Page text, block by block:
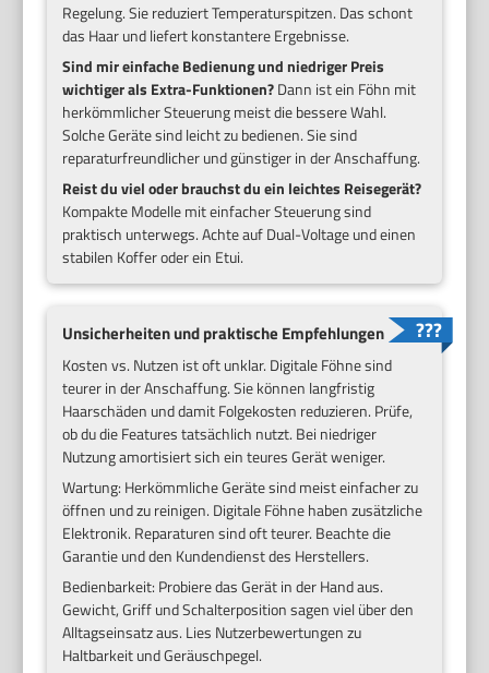
Regelung. Sie reduziert Temperaturspitzen. Das schont
das Haar und liefert konstantere Ergebnisse.
Sind mir einfache Bedienung und niedriger Preis
wichtiger als Extra-Funktionen?Dann ist ein Föhn mit
herkömmlicher Steuerung meist die bessere Wahl.
Solche Geräte sind leicht zu bedienen. Sie sind
reparaturfreundlicher und günstiger in der Anschaffung.
Reist du viel oder brauchst du ein leichtes Reisegerät?
Kompakte Modelle mit einfacher Steuerung sind
praktisch unterwegs. Achte auf Dual-Voltage und einen
stabilen Koffer oder ein Etui.
Unsicherheiten und praktische Empfehlungen
Kosten vs. Nutzen ist oft unklar. Digitale Föhne sind
teurer in der Anschaffung. Sie können langfristig
Haarschäden und damit Folgekosten reduzieren. Prüfe,
ob du die Features tatsächlich nutzt. Bei niedriger
Nutzung amortisiert sich ein teures Gerät weniger.
Wartung: Herkömmliche Geräte sind meist einfacher zu
öffnen und zu reinigen. Digitale Föhne haben zusätzliche
Elektronik. Reparaturen sind oft teurer. Beachte die
Garantie und den Kundendienst des Herstellers.
Bedienbarkeit: Probiere das Gerät in der Hand aus.
Gewicht, Griff und Schalterposition sagen viel über den
Alltagseinsatz aus. Lies Nutzerbewertungen zu
Haltbarkeit und Geräuschpegel.